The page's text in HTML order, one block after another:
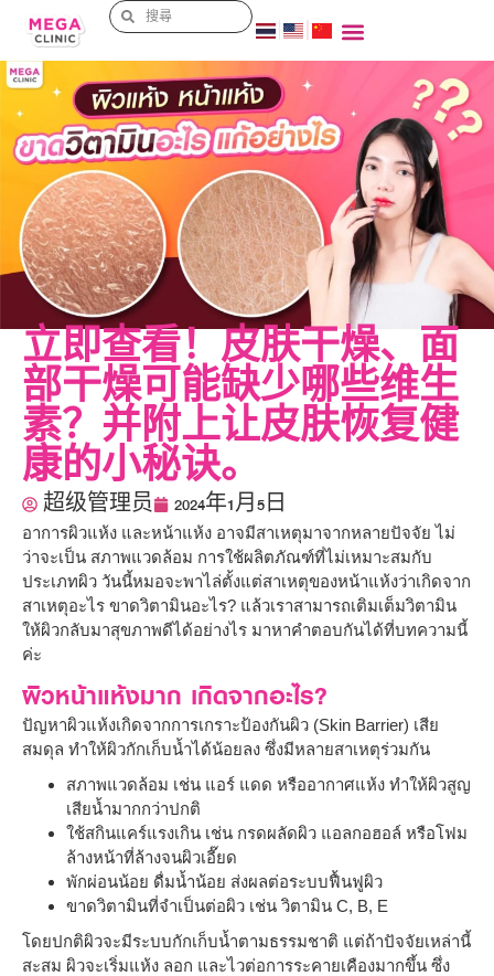
立即查看！皮肤干燥、面
部干燥可能缺少哪些维生
素？并附上让皮肤恢复健
康的小秘诀。
超级管理员 2024年1月5日
อาการผิวแห้ง และหน้าแห้ง อาจมีสาเหตุมาจากหลายปัจจัย ไม่
ว่าจะเป็น สภาพแวดล้อม การใช้ผลิตภัณฑ์ที่ไม่เหมาะสมกับ
ประเภทผิว วันนี้หมอจะพาไล่ตั้งแต่สาเหตุของหน้าแห้งว่าเกิดจาก
สาเหตุอะไร ขาดวิตามินอะไร? แล้วเราสามารถเติมเต็มวิตามิน
ให้ผิวกลับมาสุขภาพดีได้อย่างไร มาหาคำตอบกันได้ที่บทความนี้
ค่ะ
ผิวหน้าแห้งมาก เกิดจากอะไร?
ปัญหาผิวแห้งเกิดจากการเกราะป้องกันผิว (Skin Barrier) เสีย
สมดุล ทำให้ผิวกักเก็บน้ำได้น้อยลง ซึ่งมีหลายสาเหตุร่วมกัน
สภาพแวดล้อม เช่น แอร์ แดด หรืออากาศแห้ง ทำให้ผิวสูญ
เสียน้ำมากกว่าปกติ
ใช้สกินแคร์แรงเกิน เช่น กรดผลัดผิว แอลกอฮอล์ หรือโฟม
ล้างหน้าที่ล้างจนผิวเอี๊ยด
พักผ่อนน้อย ดื่มน้ำน้อย ส่งผลต่อระบบฟื้นฟูผิว
ขาดวิตามินที่จำเป็นต่อผิว เช่น วิตามิน C, B, E
โดยปกติผิวจะมีระบบกักเก็บน้ำตามธรรมชาติ แต่ถ้าปัจจัยเหล่านี้
สะสม ผิวจะเริ่มแห้ง ลอก และไวต่อการระคายเคืองมากขึ้น ซึ่ง